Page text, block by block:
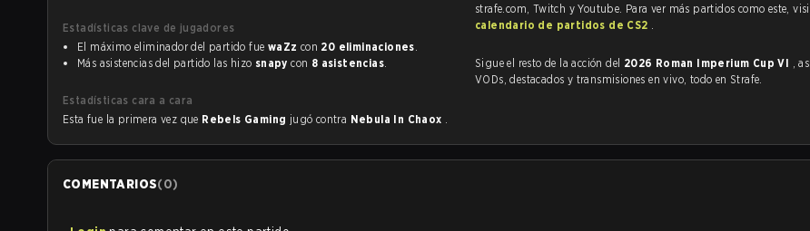
Estadísticas clave de jugadores
El máximo eliminador del partido fue waZz con 20 eliminaciones.
Más asistencias del partido las hizo snapy con 8 asistencias.
Estadísticas cara a cara
Esta fue la primera vez que Rebels Gaming jugó contra Nebula In Chaox .
strafe.com, Twitch y Youtube. Para ver más partidos como este,
calendario de partidos de CS2 .
Sigue el resto de la acción del 2026 Roman Imperium Cup VI ,
VODs, destacados y transmisiones en vivo, todo en Strafe.
COMENTARIOS(0)